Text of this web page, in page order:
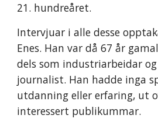
21. hundreåret.
Intervjuar i alle desse
Enes. Han var då 67 år
dels som industriarbeidar
journalist. Han hadde inga
utdanning eller erfaring, ut
interessert publikummar.